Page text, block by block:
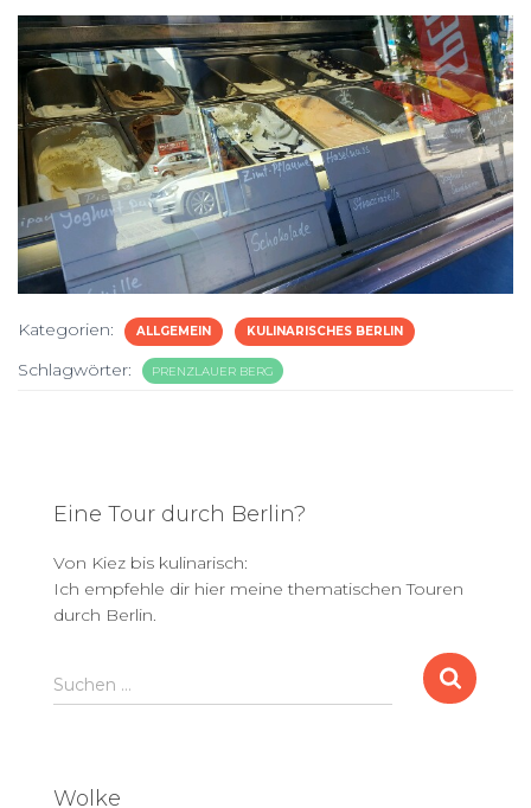
Kategorien: ALLGEMEIN KULINARISCHES BERLIN
Schlagwörter: PRENZLAUER BERG
Eine Tour durch Berlin?
Von Kiez bis kulinarisch:
Ich empfehle dir hier meine thematischen Touren
durch Berlin.
S
u
Suchen …
Wolke